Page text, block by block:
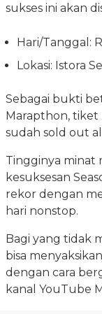
sukses ini akan
Hari/Tanggal:
Lokasi: Istora
Sebagai bukti
Marapthon,
sudah sold out
Tingginya minat
kesuksesan
rekor dengan
hari nonstop.
Bagi yang tidak
bisa
dengan cara
kanal YouTube